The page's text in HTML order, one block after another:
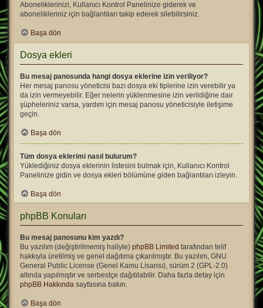
Aboneliklerinizi, Kullanıcı Kontrol Panelinize giderek ve
abonelikleriniz için bağlantıları takip ederek silebilirsiniz.
Başa dön
Dosya ekleri
Bu mesaj panosunda hangi dosya eklerine izin veriliyor?
Her mesaj panosu yöneticisi bazı dosya eki tiplerine izin verebilir ya
da izin vermeyebilir. Eğer nelerin yüklenmesine izin verildiğine dair
şüpheleriniz varsa, yardım için mesaj panosu yöneticisiyle iletişime
geçin.
Başa dön
Tüm dosya eklerimi nasıl bulurum?
Yüklediğiniz dosya eklerinin listesini bulmak için, Kullanıcı Kontrol
Panelinize gidin ve dosya ekleri bölümüne giden bağlantıları izleyin.
Başa dön
phpBB Konuları
Bu mesaj panosunu kim yazdı?
Bu yazılım (değiştirilmemiş haliyle) phpBB Limited tarafından telif
hakkıyla üretilmiş ve genel dağıtıma çıkarılmıştır. Bu yazılım, GNU
General Public License (Genel Kamu Lisansı), sürüm 2 (GPL-2.0)
altında yapılmıştır ve serbestçe dağıtılabilir. Daha fazla detay için
phpBB Hakkında sayfasına bakın.
Başa dön